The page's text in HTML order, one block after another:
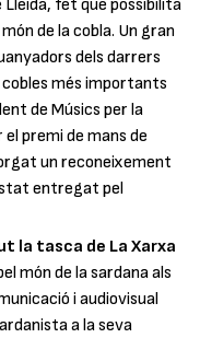
Lleida, fet que possibilita
de la cobla. Un gran
dels darrers
més importants
de Músics per la
premi de mans de
un reconeixement
entregat pel
la tasca de La Xarxa
món de la sardana als
i audiovisual
a la seva